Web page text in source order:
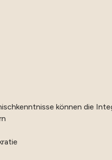
können die